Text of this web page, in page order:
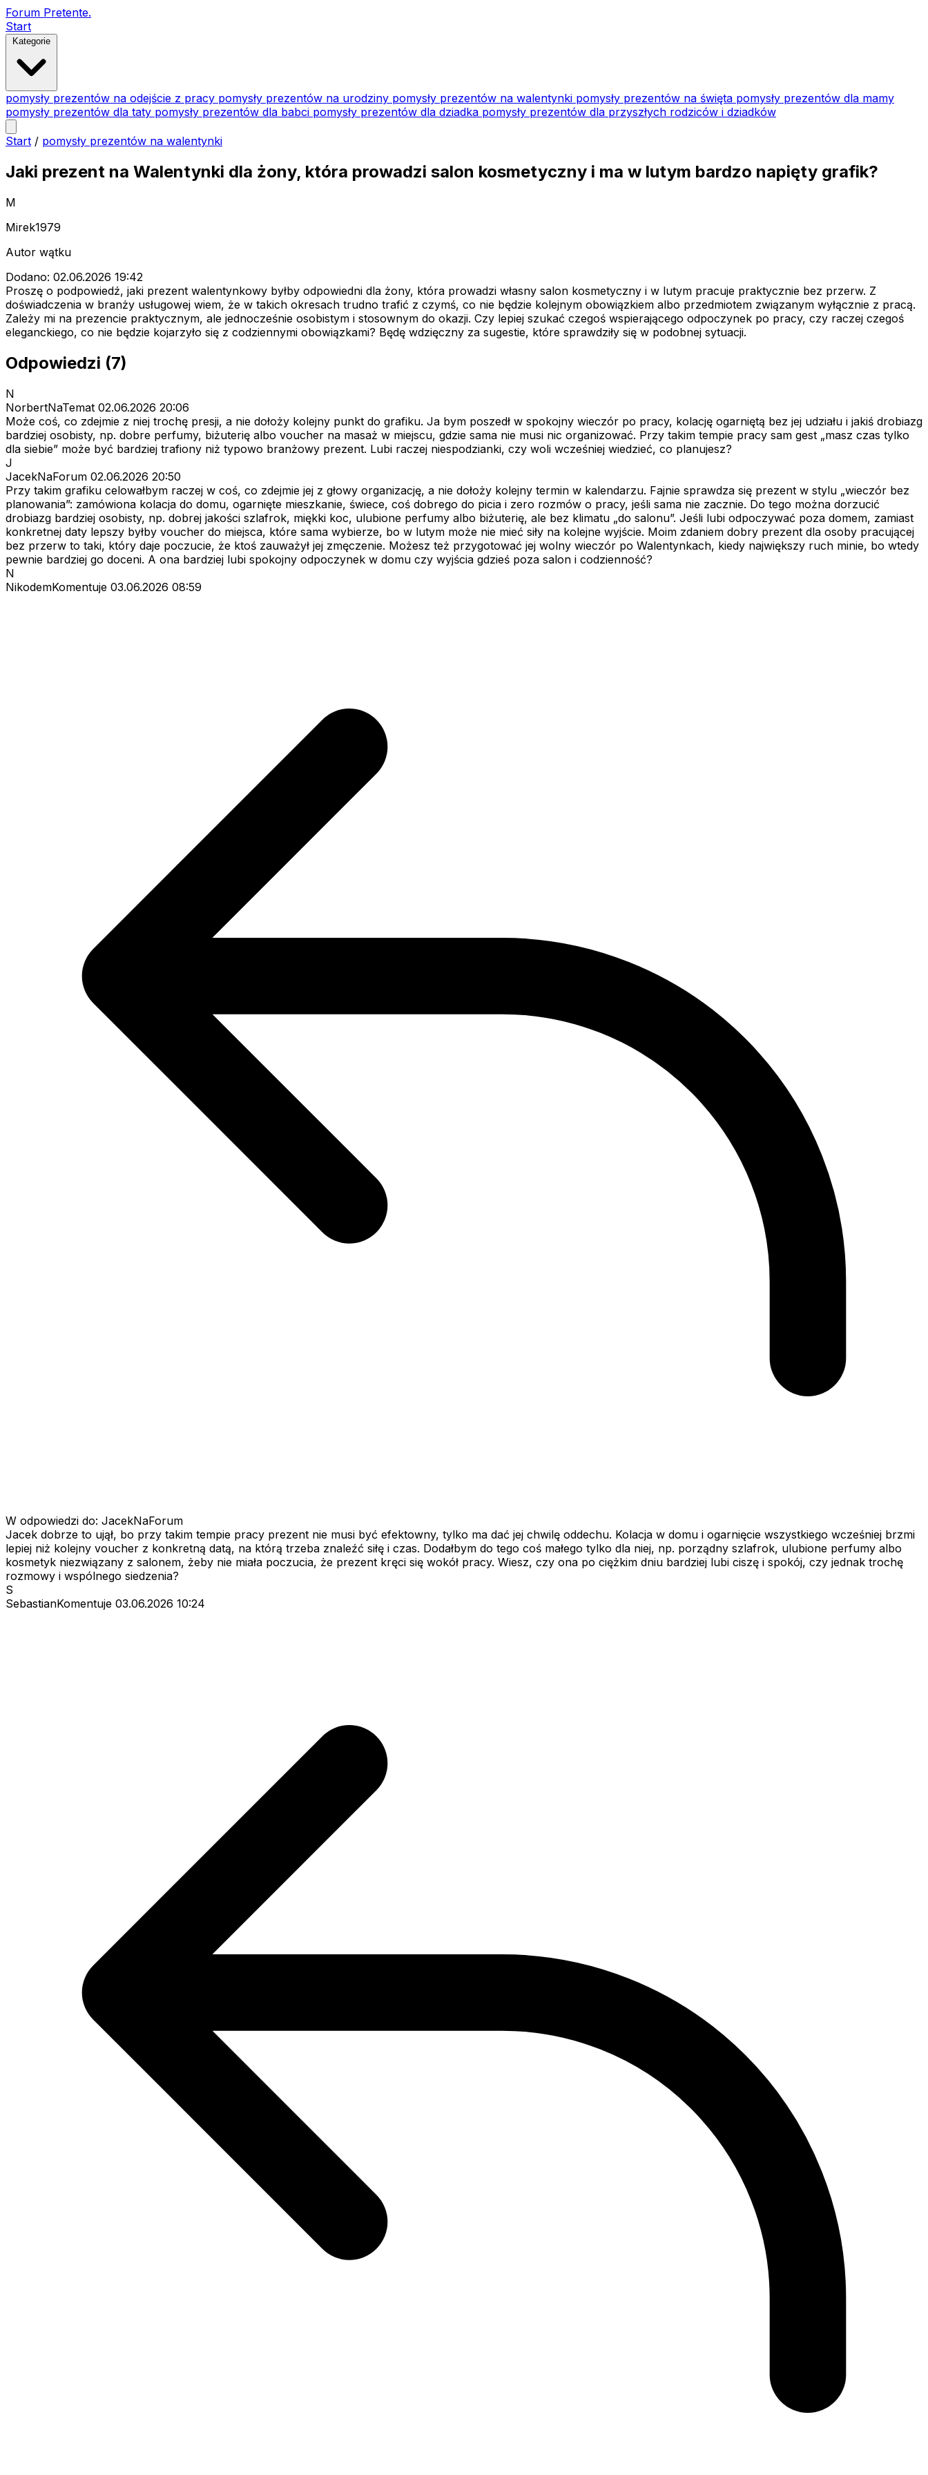
Forum Pretente.
Start
Kategorie
pomysły prezentów na odejście z pracy pomysły prezentów na urodziny pomysły prezentów na walentynki pomysły prezentów na święta pomysły prezentów dla mamy
pomysły prezentów dla taty pomysły prezentów dla babci pomysły prezentów dla dziadka pomysły prezentów dla przyszłych rodziców i dziadków
Start / pomysły prezentów na walentynki
Jaki prezent na Walentynki dla żony, która prowadzi salon kosmetyczny i ma w lutym bardzo napięty grafik?
M
Mirek1979
Autor wątku
Dodano: 02.06.2026 19:42
Proszę o podpowiedź, jaki prezent walentynkowy byłby odpowiedni dla żony, która prowadzi własny salon kosmetyczny i w lutym pracuje praktycznie bez przerw. Z
doświadczenia w branży usługowej wiem, że w takich okresach trudno trafić z czymś, co nie będzie kolejnym obowiązkiem albo przedmiotem związanym wyłącznie z pracą.
Zależy mi na prezencie praktycznym, ale jednocześnie osobistym i stosownym do okazji. Czy lepiej szukać czegoś wspierającego odpoczynek po pracy, czy raczej czegoś
eleganckiego, co nie będzie kojarzyło się z codziennymi obowiązkami? Będę wdzięczny za sugestie, które sprawdziły się w podobnej sytuacji.
Odpowiedzi (7)
N
NorbertNaTemat 02.06.2026 20:06
Może coś, co zdejmie z niej trochę presji, a nie dołoży kolejny punkt do grafiku. Ja bym poszedł w spokojny wieczór po pracy, kolację ogarniętą bez jej udziału i jakiś drobiazg
bardziej osobisty, np. dobre perfumy, biżuterię albo voucher na masaż w miejscu, gdzie sama nie musi nic organizować. Przy takim tempie pracy sam gest „masz czas tylko
dla siebie” może być bardziej trafiony niż typowo branżowy prezent. Lubi raczej niespodzianki, czy woli wcześniej wiedzieć, co planujesz?
J
JacekNaForum 02.06.2026 20:50
Przy takim grafiku celowałbym raczej w coś, co zdejmie jej z głowy organizację, a nie dołoży kolejny termin w kalendarzu. Fajnie sprawdza się prezent w stylu „wieczór bez
planowania”: zamówiona kolacja do domu, ogarnięte mieszkanie, świece, coś dobrego do picia i zero rozmów o pracy, jeśli sama nie zacznie. Do tego można dorzucić
drobiazg bardziej osobisty, np. dobrej jakości szlafrok, miękki koc, ulubione perfumy albo biżuterię, ale bez klimatu „do salonu”. Jeśli lubi odpoczywać poza domem, zamiast
konkretnej daty lepszy byłby voucher do miejsca, które sama wybierze, bo w lutym może nie mieć siły na kolejne wyjście. Moim zdaniem dobry prezent dla osoby pracującej
bez przerw to taki, który daje poczucie, że ktoś zauważył jej zmęczenie. Możesz też przygotować jej wolny wieczór po Walentynkach, kiedy największy ruch minie, bo wtedy
pewnie bardziej go doceni. A ona bardziej lubi spokojny odpoczynek w domu czy wyjścia gdzieś poza salon i codzienność?
N
NikodemKomentuje 03.06.2026 08:59
W odpowiedzi do: JacekNaForum
Jacek dobrze to ujął, bo przy takim tempie pracy prezent nie musi być efektowny, tylko ma dać jej chwilę oddechu. Kolacja w domu i ogarnięcie wszystkiego wcześniej brzmi
lepiej niż kolejny voucher z konkretną datą, na którą trzeba znaleźć siłę i czas. Dodałbym do tego coś małego tylko dla niej, np. porządny szlafrok, ulubione perfumy albo
kosmetyk niezwiązany z salonem, żeby nie miała poczucia, że prezent kręci się wokół pracy. Wiesz, czy ona po ciężkim dniu bardziej lubi ciszę i spokój, czy jednak trochę
rozmowy i wspólnego siedzenia?
S
SebastianKomentuje 03.06.2026 10:24